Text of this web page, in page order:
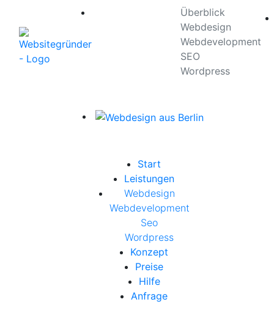
Überblick
Webdesign
Webdevelopment
SEO
Wordpress
Start
Leistungen
Webdesign
Webdevelopment
Seo
Wordpress
Konzept
Preise
Hilfe
Anfrage